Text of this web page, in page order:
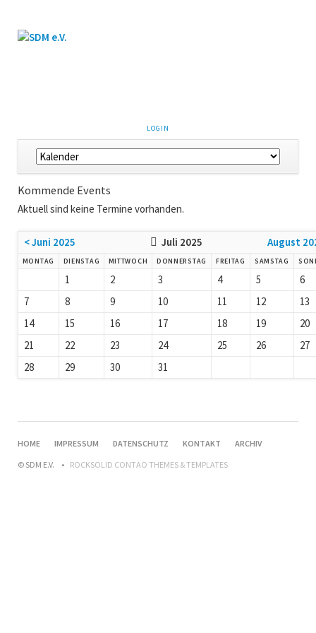
LOGIN
Kommende Events
Aktuell sind keine Termine vorhanden.
< Juni 2025 Juli 2025 August
MONTAG DIENSTAG MITTWOCH DONNERSTAG FREITAG SAMSTAG
1 2 3 4 5
6
7
8 9 10 11 12
13
14
15 16 17 18 19
20
21
22 23 24 25 26
27
28
29 30 31
HOME IMPRESSUM DATENSCHUTZ KONTAKT
ARCHIV
© SDM E.V.
ROCKSOLID CONTAO THEMES & TEMPLATES